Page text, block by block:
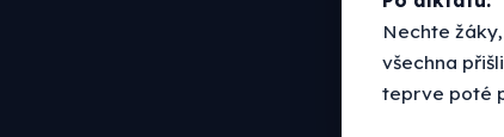
Nechte
všechna
teprve poté